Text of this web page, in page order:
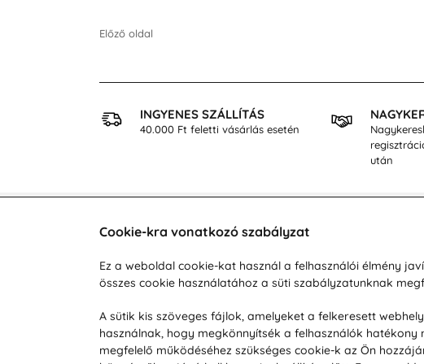
Előző oldal
INGYENES SZÁLLÍTÁS
40.000 Ft feletti vásárlás esetén
után
Hétköznap 8:00-tól 16:00-ig
info@vohy.hu
Reklamáció / Áru
Szállítás és fizetés
Üzleti feltételek
Visszaküldési
Cookie-kra vonatkozó szabályzat
Ez a weboldal cookie-kat használ a felhasználói élmény
összes cookie használatához a süti szabályzatunknak
A sütik kis szöveges fájlok, amelyeket a felkeresett
használnak, hogy megkönnyítsék a felhasználók
megfelelő működéséhez szükséges cookie-k az Ön